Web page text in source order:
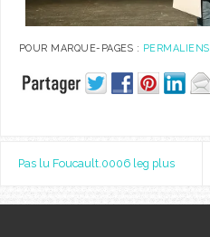
POUR MARQUE-PAGES : PERMALIENS
Pas lu Foucault.0006 leg plus